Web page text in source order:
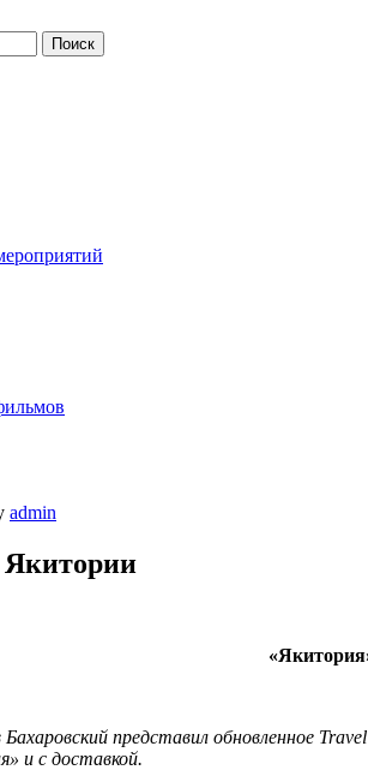
admin
представил обновленное
и с доставкой.